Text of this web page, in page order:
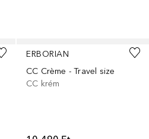
ERBORIAN
CC Crème - Travel size
CC krém